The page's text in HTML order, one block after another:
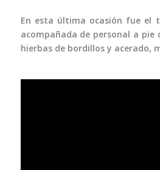
En esta última ocasión fue el
acompañada de personal a
hierbas de bordillos y acerado,